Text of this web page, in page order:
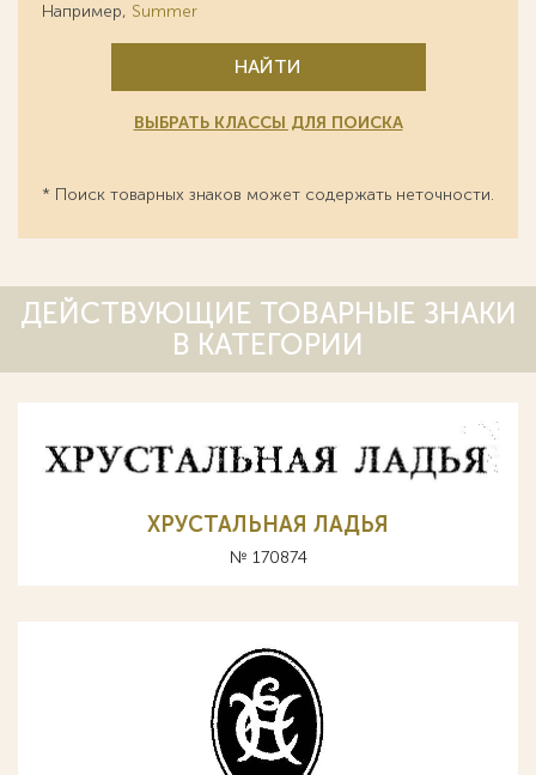
Например, Summer
НАЙТИ
ВЫБРАТЬ КЛАССЫ ДЛЯ ПОИСКА
* Поиск товарных знаков может содержать неточности.
ДЕЙСТВУЮЩИЕ ТОВАРНЫЕ ЗНАКИ
В КАТЕГОРИИ
ХРУСТАЛЬНАЯ ЛАДЬЯ
№ 170874